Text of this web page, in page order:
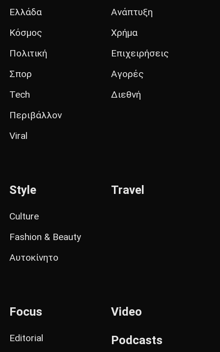
Ελλάδα
Κόσμος
Πολιτική
Σπορ
Tech
Περιβάλλον
Viral
Ανάπτυξη
Χρήμα
Επιχειρήσεις
Αγορές
Διεθνή
Style
Culture
Fashion & Beauty
Αυτοκίνητο
Travel
Focus
Editorial
Video
Podcasts